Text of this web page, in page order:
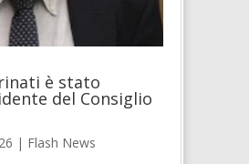
è stato
del Consiglio
| Flash News